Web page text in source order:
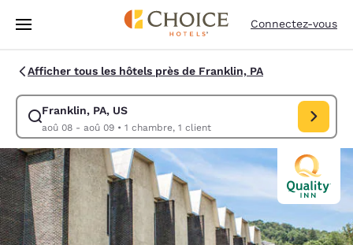
Passer à Contenu Principal
Connectez-vous
Afficher tous les hôtels près de Franklin, PA
Franklin, PA, US
aoû 08 - aoû 09• 1 chambre, 1 client
Modifiez la recherche pour Franklin, PA, US. Date d’arrivée aoû 08,